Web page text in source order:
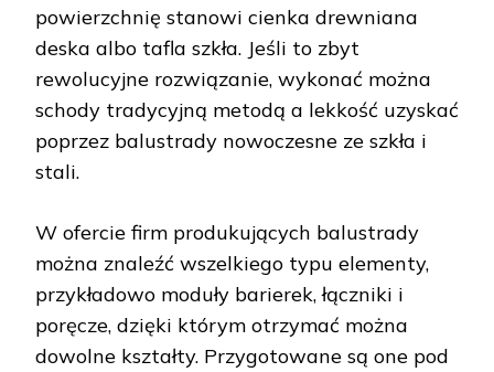
powierzchnię stanowi cienka drewniana
deska albo tafla szkła. Jeśli to zbyt
rewolucyjne rozwiązanie, wykonać można
schody tradycyjną metodą a lekkość uzyskać
poprzez balustrady nowoczesne ze szkła i
stali.
W ofercie firm produkujących balustrady
można znaleźć wszelkiego typu elementy,
przykładowo moduły barierek, łączniki i
poręcze, dzięki którym otrzymać można
dowolne kształty. Przygotowane są one pod